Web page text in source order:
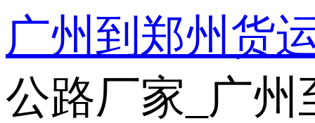
广州到郑州货
公路厂家_广